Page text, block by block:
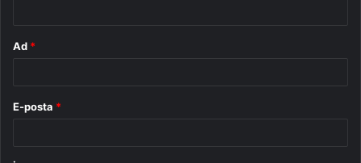
Ad *
E-posta *